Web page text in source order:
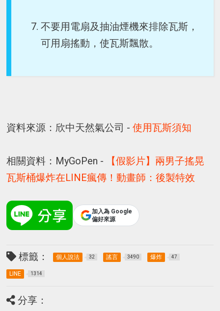
不要用電扇及抽油煙機來排除瓦斯，
可用扇搖動，使瓦斯飄散。
資料來源：欣中天然氣公司 -使用瓦斯須知
相關資料：MyGoPen -
【假影片】兩男子搖晃
瓦斯桶爆炸在LINE瘋傳！動畫師：後製特效
加入為 Google
偏好來源
標籤： 個人說法 32 謠言 3490 爆炸 47
LINE 1314
分享：